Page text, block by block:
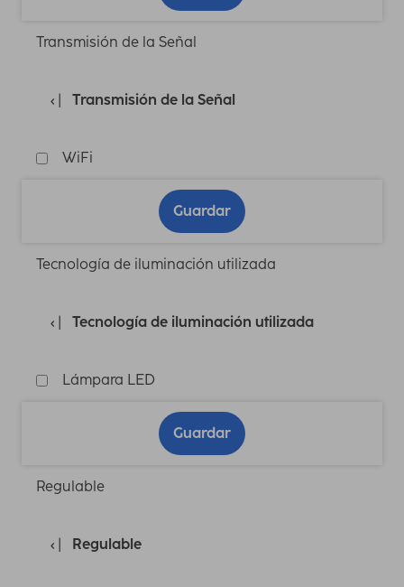
Transmisión de la Señal
Transmisión de la Señal
WiFi
Guardar
Tecnología de iluminación utilizada
Tecnología de iluminación utilizada
Lámpara LED
Guardar
Regulable
Regulable